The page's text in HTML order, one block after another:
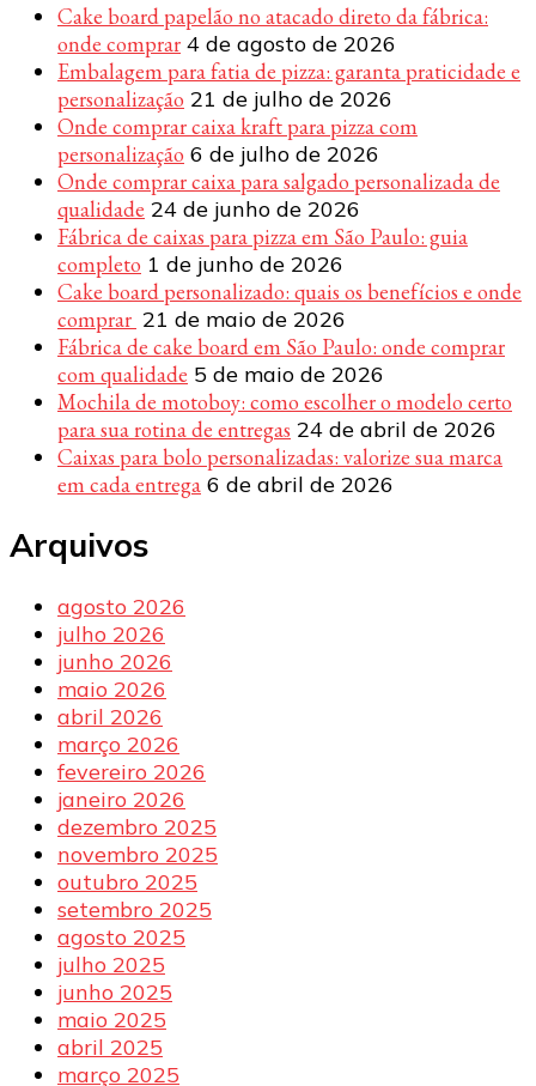
Cake board papelão no atacado direto da fábrica:
onde comprar 4 de agosto de 2026
Embalagem para fatia de pizza: garanta praticidade e
personalização 21 de julho de 2026
Onde comprar caixa kraft para pizza com
personalização 6 de julho de 2026
Onde comprar caixa para salgado personalizada de
qualidade 24 de junho de 2026
Fábrica de caixas para pizza em São Paulo: guia
completo 1 de junho de 2026
Cake board personalizado: quais os benefícios e onde
comprar 21 de maio de 2026
Fábrica de cake board em São Paulo: onde comprar
com qualidade 5 de maio de 2026
Mochila de motoboy: como escolher o modelo certo
para sua rotina de entregas 24 de abril de 2026
Caixas para bolo personalizadas: valorize sua marca
em cada entrega 6 de abril de 2026
Arquivos
agosto 2026
julho 2026
junho 2026
maio 2026
abril 2026
março 2026
fevereiro 2026
janeiro 2026
dezembro 2025
novembro 2025
outubro 2025
setembro 2025
agosto 2025
julho 2025
junho 2025
maio 2025
abril 2025
março 2025